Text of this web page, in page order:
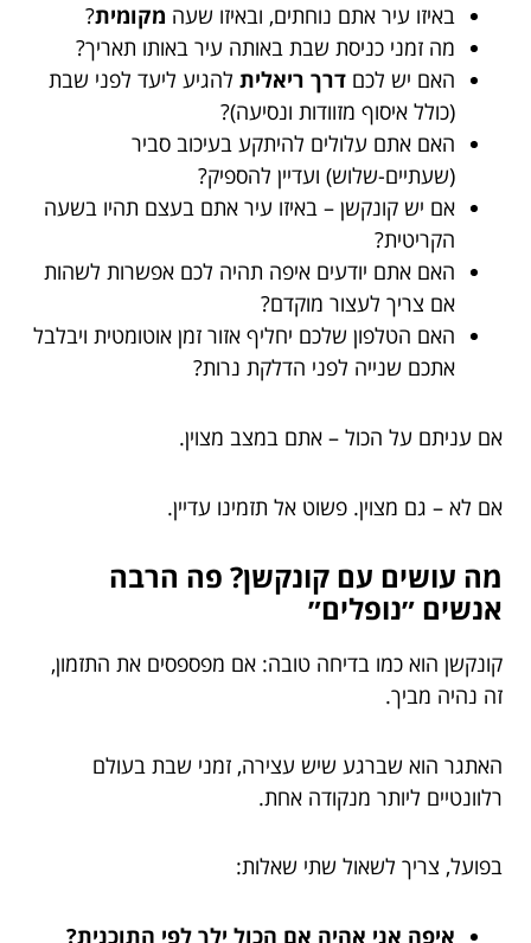
באיזו עיר אתם נוחתים, ובאיזו שעה מקומית?
מה זמני כניסת שבת באותה עיר באותו תאריך?
האם יש לכם דרך ריאלית להגיע ליעד לפני שבת
(כולל איסוף מזוודות ונסיעה)?
האם אתם עלולים להיתקע בעיכוב סביר
(שעתיים-שלוש) ועדיין להספיק?
אם יש קונקשן – באיזו עיר אתם בעצם תהיו בשעה
הקריטית?
האם אתם יודעים איפה תהיה לכם אפשרות לשהות
אם צריך לעצור מוקדם?
האם הטלפון שלכם יחליף אזור זמן אוטומטית ויבלבל
אתכם שנייה לפני הדלקת נרות?
אם עניתם על הכול – אתם במצב מצוין.
אם לא – גם מצוין. פשוט אל תזמינו עדיין.
מה עושים עם קונקשן? פה הרבה
אנשים ״נופלים״
קונקשן הוא כמו בדיחה טובה: אם מפספסים את התזמון,
זה נהיה מביך.
האתגר הוא שברגע שיש עצירה, זמני שבת בעולם
רלוונטיים ליותר מנקודה אחת.
בפועל, צריך לשאול שתי שאלות:
איפה אני אהיה אם הכול ילך לפי התוכנית?